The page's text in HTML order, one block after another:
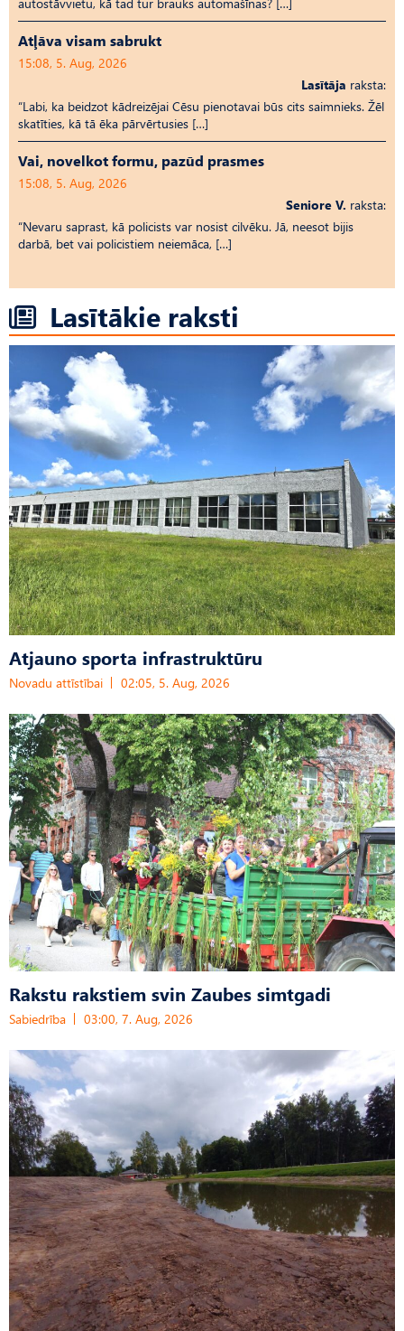
Atļāva visam sabrukt
15:08, 5. Aug, 2026
Lasītāja raksta:
“Labi, ka beidzot kādreizējai Cēsu pienotavai būs cits saimnieks. Žēl
skatīties, kā tā ēka pārvērtusies […]
Vai, novelkot formu, pazūd prasmes
15:08, 5. Aug, 2026
Seniore V. raksta:
“Nevaru saprast, kā policists var nosist cilvēku. Jā, neesot bijis
darbā, bet vai policistiem neiemāca, […]
Lasītākie raksti
Atjauno sporta infrastruktūru
Novadu attīstībai 02:05, 5. Aug, 2026
Rakstu rakstiem svin Zaubes simtgadi
Sabiedrība 03:00, 7. Aug, 2026